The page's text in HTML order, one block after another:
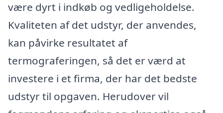
være dyrt i indkøb og vedligeholdelse.
Kvaliteten af det udstyr, der anvendes,
kan påvirke resultatet af
termograferingen, så det er værd at
investere i et firma, der har det bedste
udstyr til opgaven. Herudover vil